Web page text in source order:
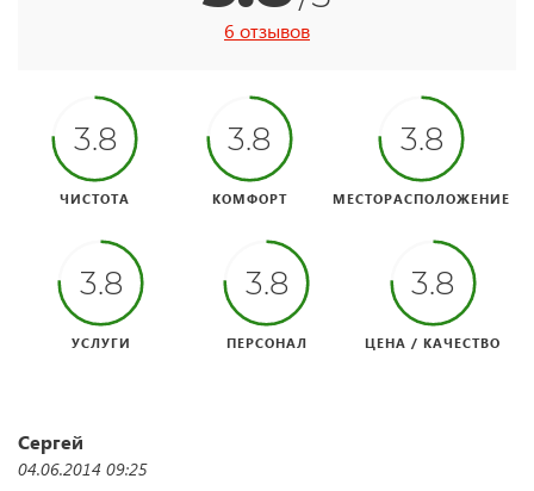
6 отзывов
3.8
ЧИСТОТА
3.8
КОМФОРТ
3.8
МЕСТОРАСПОЛОЖЕНИЕ
3.8
УСЛУГИ
3.8
ПЕРСОНАЛ
3.8
ЦЕНА / КАЧЕСТВО
Сергей
04.06.2014 09:25